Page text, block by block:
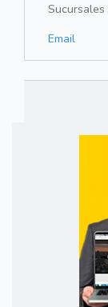
Sucursales
Email